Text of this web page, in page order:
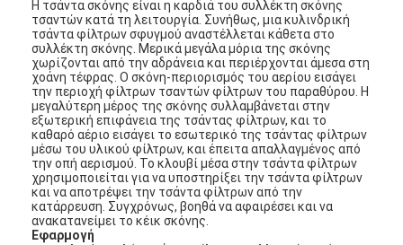
Η τσάντα σκόνης είναι η καρδιά του συλλέκτη σκόνης
τσαντών κατά τη λειτουργία. Συνήθως, μια κυλινδρική
τσάντα φίλτρων σφυγμού αναστέλλεται κάθετα στο
συλλέκτη σκόνης. Μερικά μεγάλα μόρια της σκόνης
χωρίζονται από την αδράνεια και περιέρχονται άμεσα στη
χοάνη τέφρας. Ο σκόνη-περιορισμός του αερίου εισάγει
την περιοχή φίλτρων τσαντών φίλτρων του παραθύρου. Η
μεγαλύτερη μέρος της σκόνης συλλαμβάνεται στην
εξωτερική επιφάνεια της τσάντας φίλτρων, και το
καθαρό αέριο εισάγει το εσωτερικό της τσάντας φίλτρων
μέσω του υλικού φίλτρων, και έπειτα απαλλαγμένος από
την οπή αερισμού. Το κλουβί μέσα στην τσάντα φίλτρων
χρησιμοποιείται για να υποστηρίξει την τσάντα φίλτρων
και να αποτρέψει την τσάντα φίλτρων από την
κατάρρευση. Συγχρόνως, βοηθά να αφαιρέσει και να
ανακατανείμει το κέικ σκόνης.
Εφαρμογή